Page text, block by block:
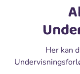
Her kan